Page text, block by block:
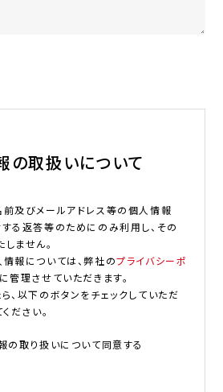
の取扱いについて
及びメールアドレス等の個人情報
る返答等のためにのみ利用し、その
ません。
報については、弊社のプライバシーポ
管理させていただきます。
、以下のボタンをチェックしていただ
ださい。
の取り扱いについて同意する